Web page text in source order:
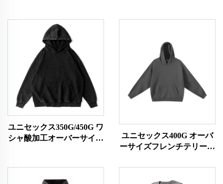
ユニセックス350G/450G ワ
シャ酸加工オーバーサイズ
ユニセックス400G オーバ
ーサイズフレンチテリー素